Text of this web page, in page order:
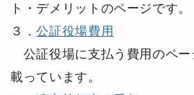
ト・デメリットのページです
３．公証役場費用
公証役場に支払う費用のペー
載っています。